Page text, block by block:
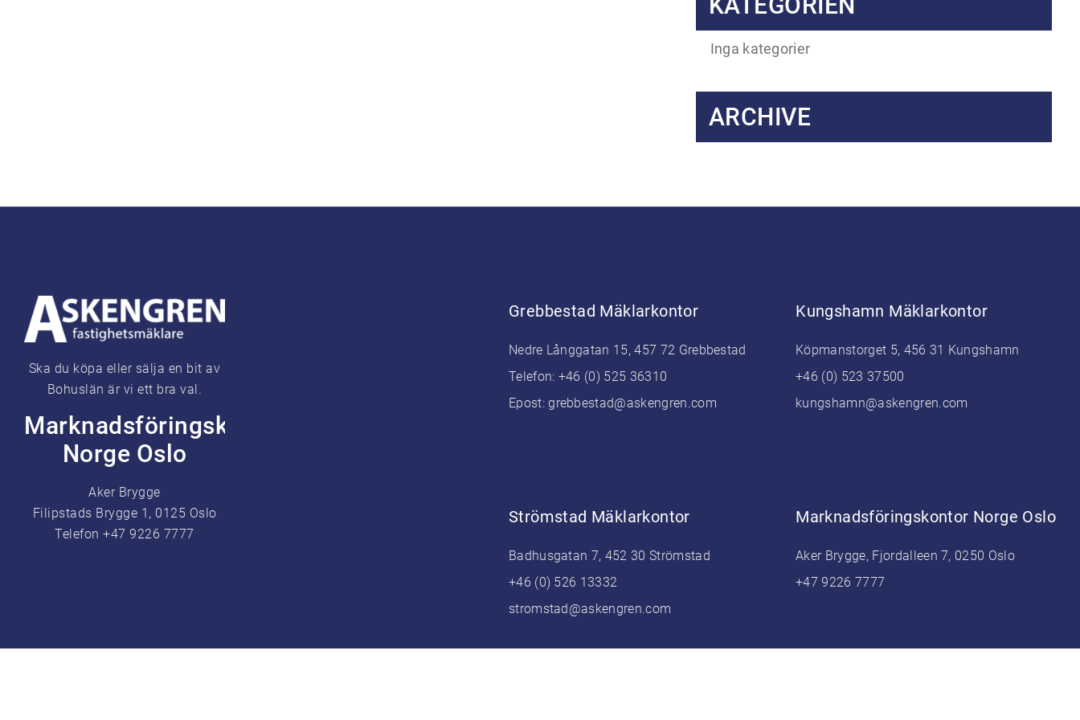
Inga kategorier
ARCHIVE
Ska du köpa eller sälja en bit av
Bohuslän är vi ett bra val.
Marknadsföringskontor
Norge Oslo
Aker Brygge
Filipstads Brygge 1, 0125 Oslo
Telefon +47 9226 7777
Grebbestad Mäklarkontor
Nedre Långgatan 15, 457 72 Grebbestad
Telefon: +46 (0) 525 36310
Epost:grebbestad@askengren.com
Strömstad Mäklarkontor
Badhusgatan 7, 452 30 Strömstad
+46 (0) 526 13332
stromstad@askengren.com
Kungshamn Mäklarkontor
Köpmanstorget 5, 456 31 Kungshamn
+46 (0) 523 37500
kungshamn@askengren.com
Marknadsföringskontor Norge Oslo
Aker Brygge, Fjordalleen 7, 0250 Oslo
+47 9226 7777